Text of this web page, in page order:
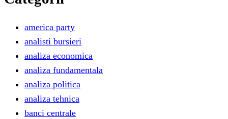
america party
analisti bursieri
analiza economica
analiza fundamentala
analiza politica
analiza tehnica
banci centrale